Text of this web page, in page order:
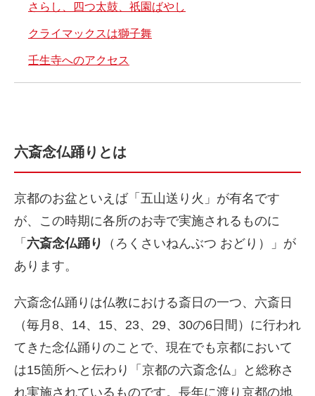
さらし、四つ太鼓、祇園ばやし
クライマックスは獅子舞
壬生寺へのアクセス
六斎念仏踊りとは
京都のお盆といえば「五山送り火」が有名です
が、この時期に各所のお寺で実施されるものに
「 六斎念仏踊り
（ろくさいねんぶつ おどり）」が
あります。
六斎念仏踊りは仏教における斎日の一つ、六斎日
（毎月8、14、15、23、29、30の6日間）に行われ
てきた念仏踊りのことで、現在でも京都において
は15箇所へと伝わり「京都の六斎念仏」と総称さ
れ実施されているものです。長年に渡り京都の地